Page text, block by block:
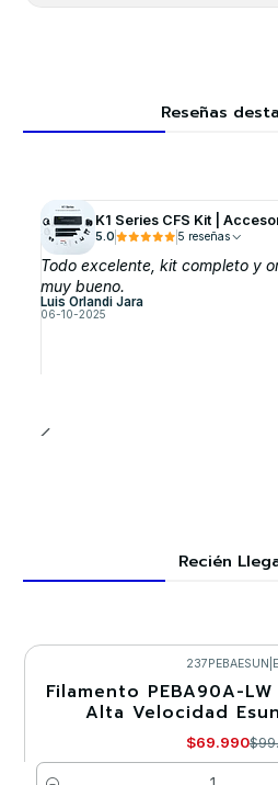
Reseñas
K1 Series CFS Kit |
5.0 5 reseñas
Todo excelente, kit completo y
muy bueno.
Luis Orlandi Jara
06-10-2025
Recién
-30%
237PEBAESUN
Filamento PEBA90A-
Alta Velocidad
$69.990